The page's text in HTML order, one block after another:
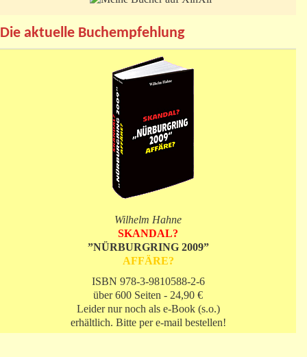
Die aktuelle Buchempfehlung
Wilhelm Hahne
SKANDAL?
”NÜRBURGRING 2009”
AFFÄRE?
ISBN 978-3-9810588-2-6
über 600 Seiten - 24,90 €
Leider nur noch als e-Book (s.o.)
erhältlich. Bitte per e-mail bestellen!